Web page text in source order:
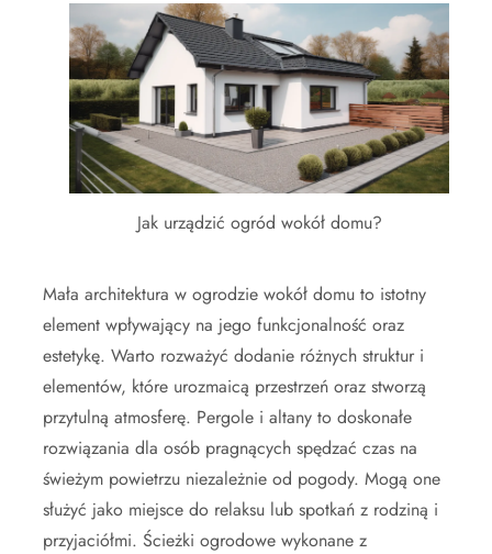
Jak urządzić ogród wokół domu?
Mała architektura w ogrodzie wokół domu to istotny
element wpływający na jego funkcjonalność oraz
estetykę. Warto rozważyć dodanie różnych struktur i
elementów, które urozmaicą przestrzeń oraz stworzą
przytulną atmosferę. Pergole i altany to doskonałe
rozwiązania dla osób pragnących spędzać czas na
świeżym powietrzu niezależnie od pogody. Mogą one
służyć jako miejsce do relaksu lub spotkań z rodziną i
przyjaciółmi. Ścieżki ogrodowe wykonane z